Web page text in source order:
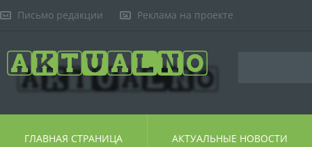
Письмо редакции Реклама на проекте
ГЛАВНАЯ СТРАНИЦА АКТУАЛЬНЫЕ НОВОСТИ